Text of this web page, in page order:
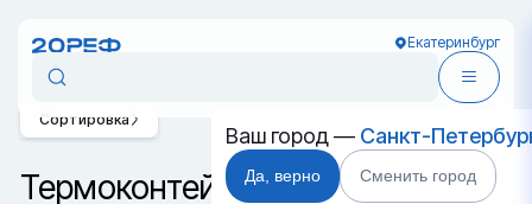
Екатеринбург
Ваш город — Санкт-
Да, верно Сменить город
Термоконтейнеры в
Сортировка